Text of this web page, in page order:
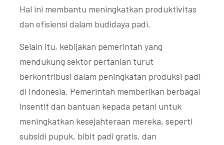
Hal ini membantu meningkatkan produktivitas
dan efisiensi dalam budidaya padi.
Selain itu, kebijakan pemerintah yang
mendukung sektor pertanian turut
berkontribusi dalam peningkatan produksi padi
di Indonesia. Pemerintah memberikan berbagai
insentif dan bantuan kepada petani untuk
meningkatkan kesejahteraan mereka, seperti
subsidi pupuk, bibit padi gratis, dan